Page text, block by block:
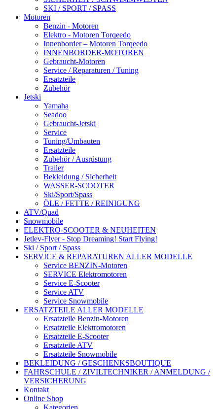
SKI / SPORT / SPASS
Motoren
Benzin - Motoren
Elektro - Motoren Torqeedo
Innenborder – Motoren Torqeedo
INNENBORDER-MOTOREN
Gebraucht-Motoren
Service / Reparaturen / Tuning
Ersatzteile
Zubehör
Jetski
Yamaha
Seadoo
Gebraucht-Jetski
Service
Tuning/Umbauten
Ersatzteile
Zubehör / Ausrüstung
Trailer
Bekleidung / Sicherheit
WASSER-SCOOTER
Ski/Sport/Spass
ÖLE / FETTE / REINIGUNG
ATV/Quad
Snowmobile
ELEKTRO-SCOOTER & NEUHEITEN
Jetlev-Flyer - Stop Dreaming! Start Flying!
Ski / Sport / Spass
SERVICE & REPARATUREN ALLER MODELLE
Service BENZIN-Motoren
SERVICE Elektromotoren
Service E-Scooter
Service ATV
Service Snowmobile
ERSATZTEILE ALLER MODELLE
Ersatzteile Benzin-Motoren
Ersatzteile Elektromotoren
Ersatzteile E-Scooter
Ersatzteile ATV
Ersatzteile Snowmobile
BEKLEIDUNG / GESCHENKSBOUTIQUE
FAHRSCHULE / ZIVILTECHNIKER / ANMELDUNG /
VERSICHERUNG
Kontakt
Online Shop